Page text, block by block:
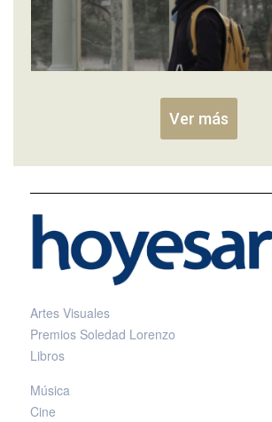
Ver más
Artes Visuales
Premios Soledad Lorenzo
Libros
Música
Cine